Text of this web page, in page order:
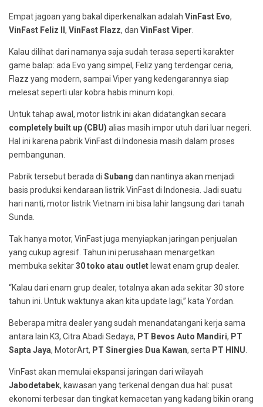
Empat jagoan yang bakal diperkenalkan adalah VinFast Evo,
VinFast Feliz II , VinFast Flazz, dan VinFast Viper
Kalau dilihat dari namanya saja sudah terasa seperti karakter
game balap: ada Evo yang simpel, Feliz yang terdengar ceria,
Flazz yang modern, sampai Viper yang kedengarannya siap
melesat seperti ular kobra habis minum kopi.
Untuk tahap awal, motor listrik ini akan didatangkan secara
completely built up (CBU) alias masih impor utuh dari luar negeri.
Hal ini karena pabrik VinFast di Indonesia masih dalam proses
pembangunan.
Pabrik tersebut berada di Subang dan nantinya akan menjadi
basis produksi kendaraan listrik VinFast di Indonesia. Jadi suatu
hari nanti, motor listrik Vietnam ini bisa lahir langsung dari tanah
Sunda.
Tak hanya motor, VinFast juga menyiapkan jaringan penjualan
yang cukup agresif. Tahun ini perusahaan menargetkan
membuka sekitar30 toko atau outlet lewat enam grup dealer.
“Kalau dari enam grup dealer, totalnya akan ada sekitar 30 store
tahun ini. Untuk waktunya akan kita update lagi,” kata Yordan.
Beberapa mitra dealer yang sudah menandatangani kerja sama
antara lain K3, Citra Abadi Sedaya, PT Bevos Auto Mandiri, PT
Sapta Jaya, MotorArt, PT Sinergies Dua Kawan, serta PT HINU
VinFast akan memulai ekspansi jaringan dari wilayah
Jabodetabek, kawasan yang terkenal dengan dua hal: pusat
ekonomi terbesar dan tingkat kemacetan yang kadang bikin orang